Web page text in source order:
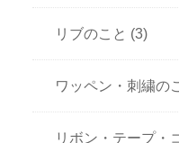
リブのこと (3)
ワッペン・刺繍の
リボン・テープ・